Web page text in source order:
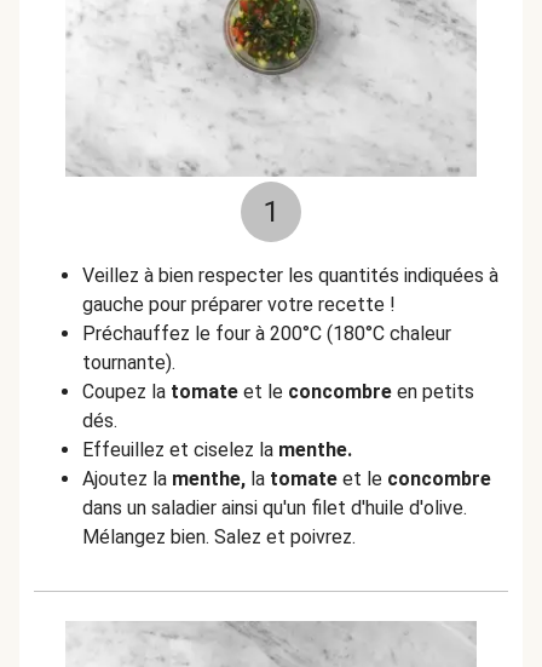
1
Veillez à bien respecter les quantités indiquées à
gauche pour préparer votre recette !
Préchauffez le four à 200°C (180°C chaleur
tournante).
Coupez la tomate et le concombre en petits
dés.
Effeuillez et ciselez la menthe.
Ajoutez la menthe, la tomate et le concombre
dans un saladier ainsi qu'un filet d'huile d'olive.
Mélangez bien. Salez et poivrez.